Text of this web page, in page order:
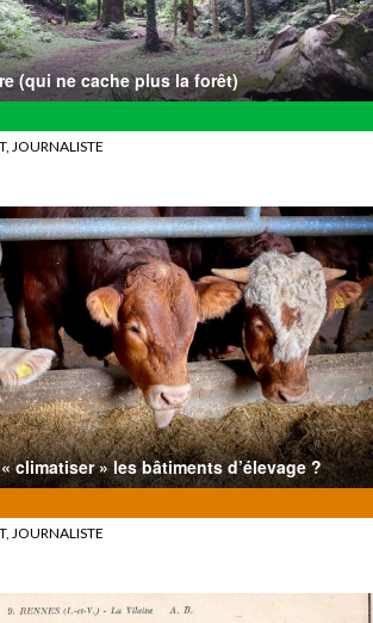
(qui ne cache plus la forêt)
JOURNALISTE
climatiser » les bâtiments d’élevage ?
JOURNALISTE